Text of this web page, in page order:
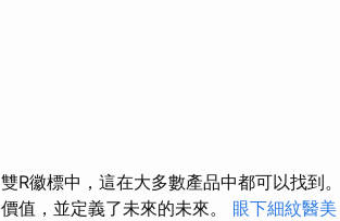
雙R徽標中，這在大多數產品中都可以找到。
價值，並定義了未來的未來。 眼下細紋醫美